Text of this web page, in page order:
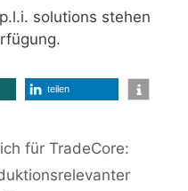
solutions stehen
teilen
für TradeCore: